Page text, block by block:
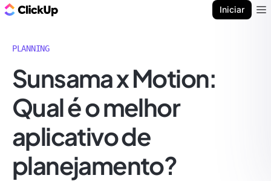
Iniciar
PLANNING
Sunsama x Motion:
Qual é o melhor
aplicativo de
planejamento?